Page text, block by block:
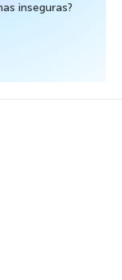
inseguras?